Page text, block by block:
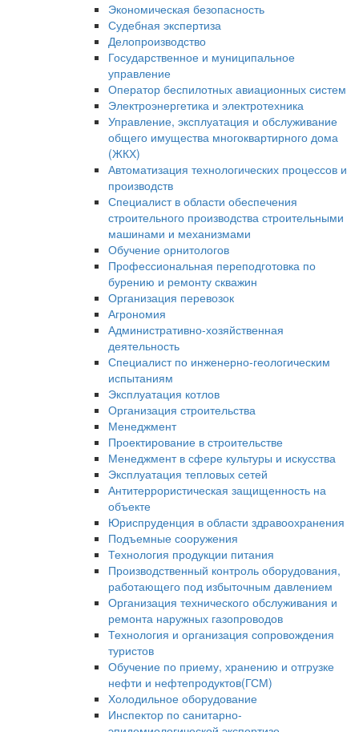
Экономическая безопасность
Судебная экспертиза
Делопроизводство
Государственное и муниципальное
управление
Оператор беспилотных авиационных систем
Электроэнергетика и электротехника
Управление, эксплуатация и обслуживание
общего имущества многоквартирного дома
(ЖКХ)
Автоматизация технологических процессов и
производств
Специалист в области обеспечения
строительного производства строительными
машинами и механизмами
Обучение орнитологов
Профессиональная переподготовка по
бурению и ремонту скважин
Организация перевозок
Агрономия
Административно-хозяйственная
деятельность
Специалист по инженерно-геологическим
испытаниям
Эксплуатация котлов
Организация строительства
Менеджмент
Проектирование в строительстве
Менеджмент в сфере культуры и искусства
Эксплуатация тепловых сетей
Антитеррористическая защищенность на
объекте
Юриспруденция в области здравоохранения
Подъемные сооружения
Технология продукции питания
Производственный контроль оборудования,
работающего под избыточным давлением
Организация технического обслуживания и
ремонта наружных газопроводов
Технология и организация сопровождения
туристов
Обучение по приему, хранению и отгрузке
нефти и нефтепродуктов(ГСМ)
Холодильное оборудование
Инспектор по санитарно-